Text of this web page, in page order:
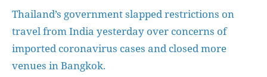
Thailand’s government slapped restrictions on
travel from India yesterday over concerns of
imported coronavirus cases and closed more
venues in Bangkok.